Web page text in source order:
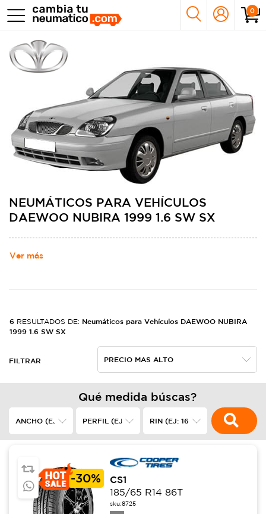
0
NEUMÁTICOS PARA VEHÍCULOS
DAEWOO NUBIRA 1999 1.6 SW SX
Ver más
6 RESULTADOS DE: Neumáticos para Vehículos DAEWOO NUBIRA
1999 1.6 SW SX
FILTRAR
Qué medida búscas?
-30%
CS1
185/65 R14 86T
sku:8725